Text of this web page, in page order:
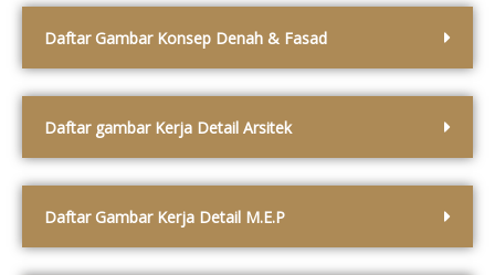
Daftar Gambar Konsep Denah & Fasad
Daftar gambar Kerja Detail Arsitek
Daftar Gambar Kerja Detail M.E.P